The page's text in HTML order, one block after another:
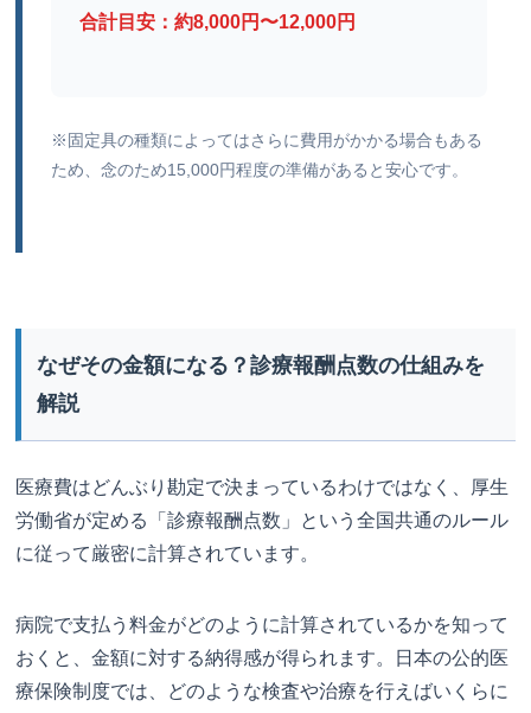
合計目安：約8,000円〜12,000円
※固定具の種類によってはさらに費用がかかる場合もある
ため、念のため15,000円程度の準備があると安心です。
なぜその金額になる？診療報酬点数の仕組みを
解説
医療費はどんぶり勘定で決まっているわけではなく、厚生
労働省が定める「診療報酬点数」という全国共通のルール
に従って厳密に計算されています。
病院で支払う料金がどのように計算されているかを知って
おくと、金額に対する納得感が得られます。日本の公的医
療保険制度では、どのような検査や治療を行えばいくらに